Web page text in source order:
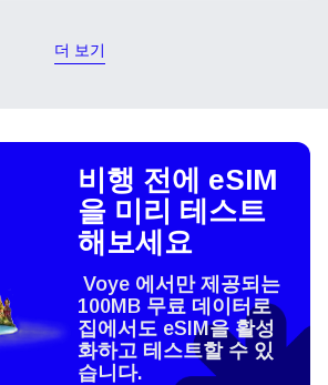
더 보기
비행 전에 eSIM
을 미리 테스트
해보세요
Voye 에서만 제공되는
100MB 무료 데이터로
집에서도 eSIM을 활성
화하고 테스트할 수 있
습니다.